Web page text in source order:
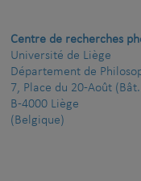
Centre de recherches
Université de Liège
Département de
7, Place du 20-Août
B-4000 Liège
(Belgique)